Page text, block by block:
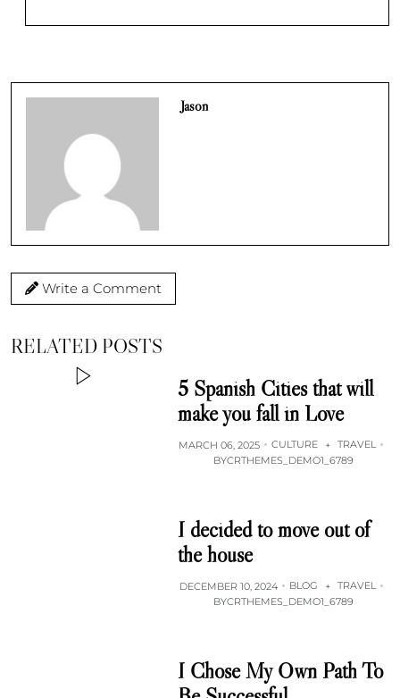
Jason
Write a Comment
RELATED POSTS
5 Spanish Cities that will
make you fall in Love
MARCH 06, 2025 CULTURE + TRAVEL
BYCRTHEMES_DEMO1_6789
I decided to move out of
the house
DECEMBER 10, 2024 BLOG + TRAVEL
BYCRTHEMES_DEMO1_6789
I Chose My Own Path To